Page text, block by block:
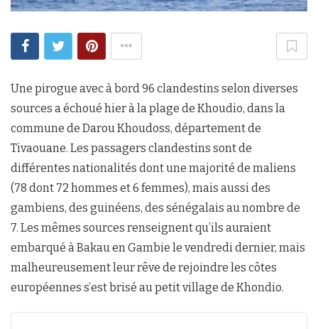
Une pirogue avec à bord 96 clandestins selon diverses
sources a échoué hier à la plage de Khoudio, dans la
commune de Darou Khoudoss, département de
Tivaouane. Les passagers clandestins sont de
différentes nationalités dont une majorité de maliens
(78 dont 72 hommes et 6 femmes), mais aussi des
gambiens, des guinéens, des sénégalais au nombre de
7. Les mêmes sources renseignent qu’ils auraient
embarqué à Bakau en Gambie le vendredi dernier, mais
malheureusement leur rêve de rejoindre les côtes
européennes s’est brisé au petit village de Khondio.